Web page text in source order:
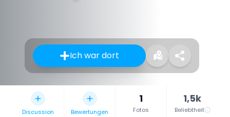
Ich war dort
Discussion Bewertungen
1
Fotos
1,5k
Beliebtheit